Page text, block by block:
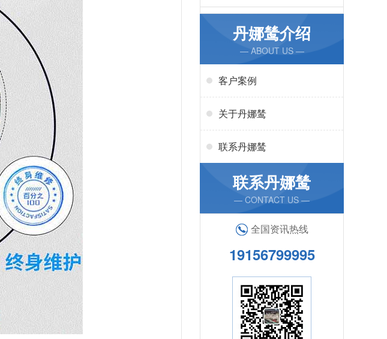
丹娜鸶介绍
— ABOUT US —
客户案例
关于丹娜鸶
联系丹娜鸶
联系丹娜鸶
— CONTACT US —
全国资讯热线
19156799995